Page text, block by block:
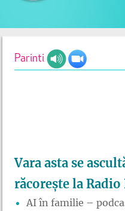
Parinti
Vara asta se
răcorește la
AI în familie –